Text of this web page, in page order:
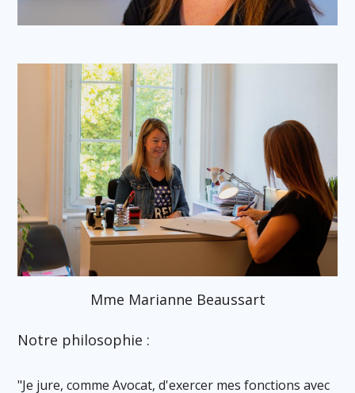
Mme Marianne Beaussart
Notre philosophie :
"Je jure, comme Avocat, d'exercer mes fonctions avec